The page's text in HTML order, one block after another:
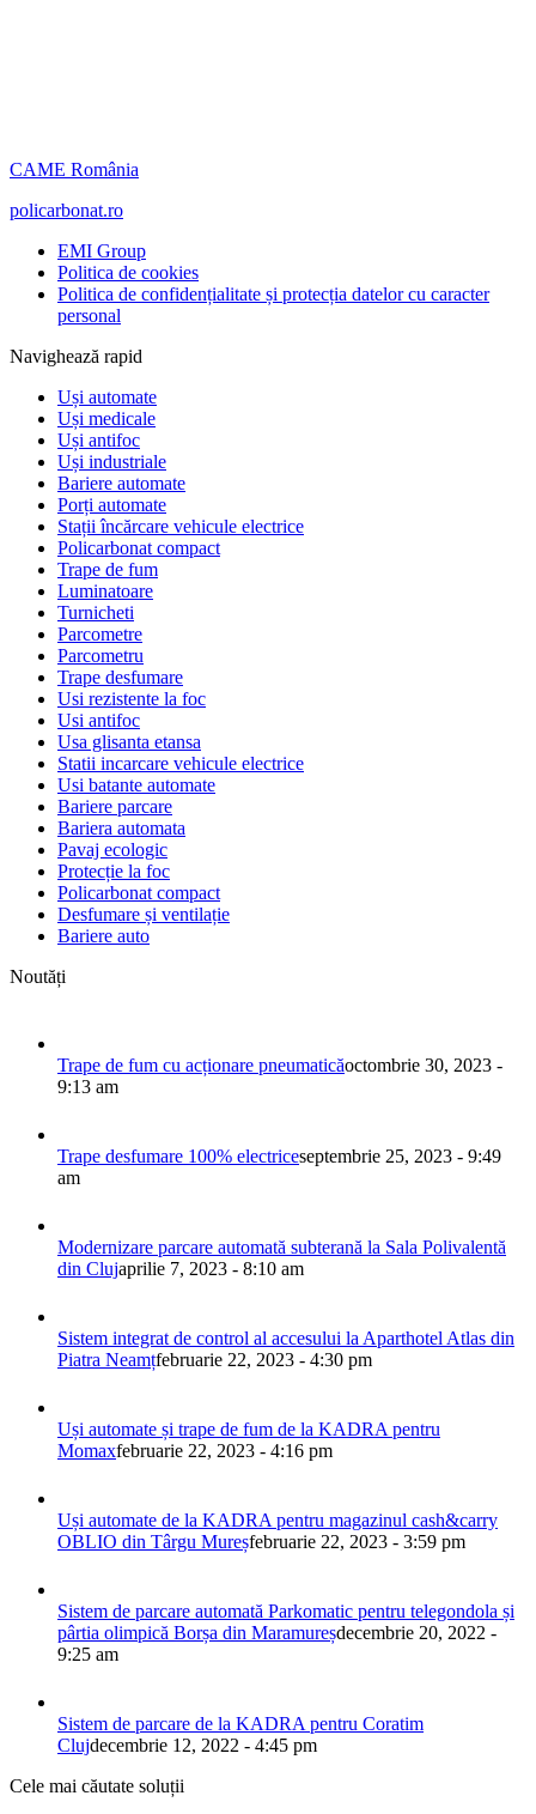
CAME România
policarbonat.ro
EMI Group
Politica de cookies
Politica de confidențialitate și protecția datelor cu caracter
personal
Navighează rapid
Uși automate
Uși medicale
Uși antifoc
Uși industriale
Bariere automate
Porți automate
Stații încărcare vehicule electrice
Policarbonat compact
Trape de fum
Luminatoare
Turnicheti
Parcometre
Parcometru
Trape desfumare
Usi rezistente la foc
Usi antifoc
Usa glisanta etansa
Statii incarcare vehicule electrice
Usi batante automate
Bariere parcare
Bariera automata
Pavaj ecologic
Protecție la foc
Policarbonat compact
Desfumare și ventilație
Bariere auto
Noutăți
Trape de fum cu acționare pneumaticăoctombrie 30, 2023 -
9:13 am
Trape desfumare 100% electriceseptembrie 25, 2023 - 9:49
am
Modernizare parcare automată subterană la Sala Polivalentă
din Clujaprilie 7, 2023 - 8:10 am
Sistem integrat de control al accesului la Aparthotel Atlas din
Piatra Neamțfebruarie 22, 2023 - 4:30 pm
Uși automate și trape de fum de la KADRA pentru
Momaxfebruarie 22, 2023 - 4:16 pm
Uși automate de la KADRA pentru magazinul cash&carry
OBLIO din Târgu Mureșfebruarie 22, 2023 - 3:59 pm
Sistem de parcare automată Parkomatic pentru telegondola și
pârtia olimpică Borșa din Maramureșdecembrie 20, 2022 -
9:25 am
Sistem de parcare de la KADRA pentru Coratim
Clujdecembrie 12, 2022 - 4:45 pm
Cele mai căutate soluții